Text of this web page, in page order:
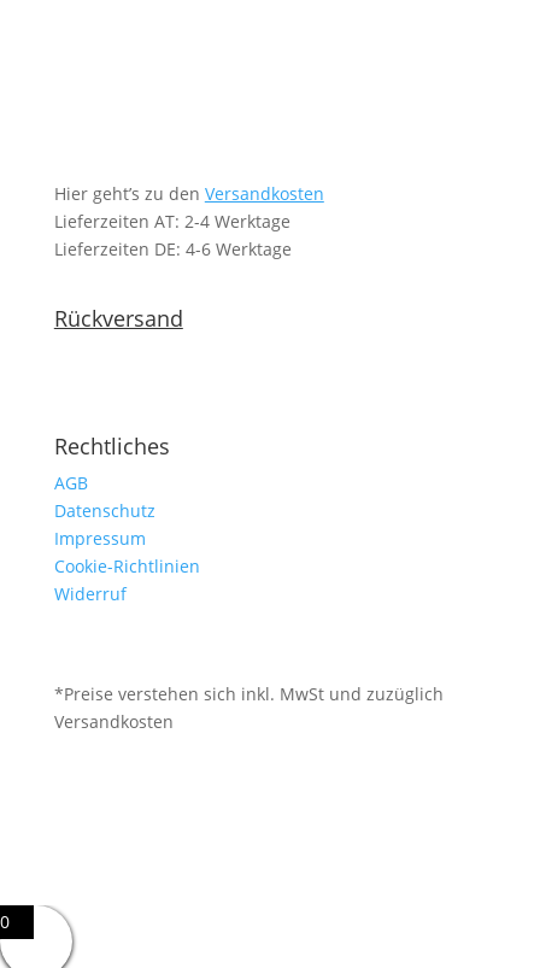
Hier geht’s zu den Versandkosten
Lieferzeiten AT: 2-4 Werktage
Lieferzeiten DE: 4-6 Werktage
Rückversand
Rechtliches
AGB
Datenschutz
Impressum
Cookie-Richtlinien
Widerruf
*Preise verstehen sich inkl. MwSt und zuzüglich
Versandkosten
0